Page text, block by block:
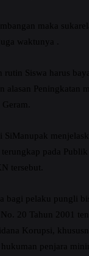
maka
waktunya .
rutin Siswa harus
alasan Peningkatan
SiManupak
pada Publik
tersebut.
bagi pelaku pungli
20 Tahun 2001
Korupsi,
penjara